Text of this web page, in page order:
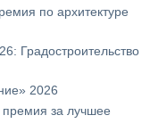
по архитектуре
Градостроительство
2026
за лучшее